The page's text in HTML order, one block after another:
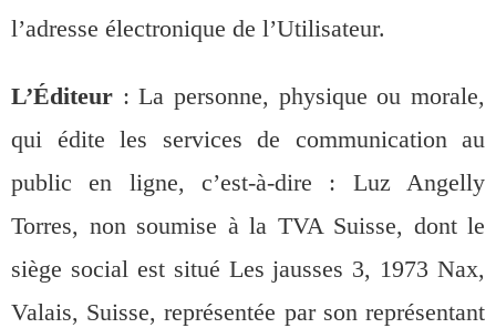
l’adresse électronique de l’Utilisateur.
L’Éditeur : La personne, physique ou morale,
qui édite les services de communication au
public en ligne, c’est-à-dire : Luz Angelly
Torres, non soumise à la TVA Suisse, dont le
siège social est situé Les jausses 3, 1973 Nax,
Valais, Suisse, représentée par son représentant